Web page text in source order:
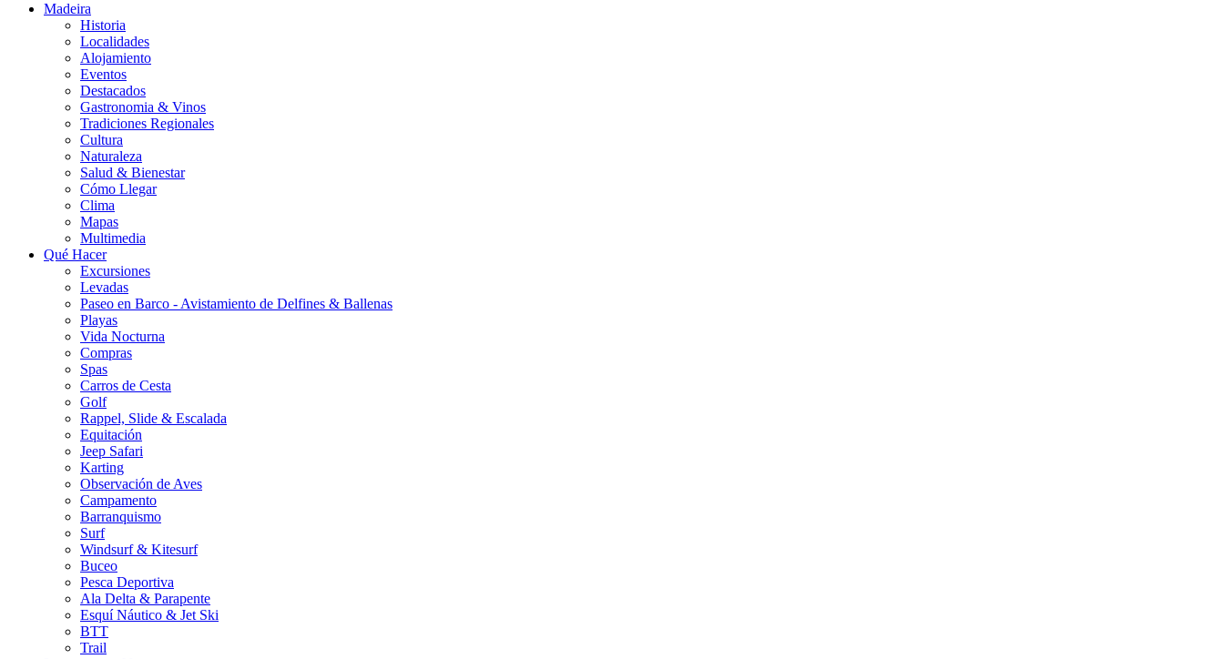
Madeira
Historia
Localidades
Alojamiento
Eventos
Destacados
Gastronomia & Vinos
Tradiciones Regionales
Cultura
Naturaleza
Salud & Bienestar
Cómo Llegar
Clima
Mapas
Multimedia
Qué Hacer
Excursiones
Levadas
Paseo en Barco - Avistamiento de Delfines & Ballenas
Playas
Vida Nocturna
Compras
Spas
Carros de Cesta
Golf
Rappel, Slide & Escalada
Equitación
Jeep Safari
Karting
Observación de Aves
Campamento
Barranquismo
Surf
Windsurf & Kitesurf
Buceo
Pesca Deportiva
Ala Delta & Parapente
Esquí Náutico & Jet Ski
BTT
Trail